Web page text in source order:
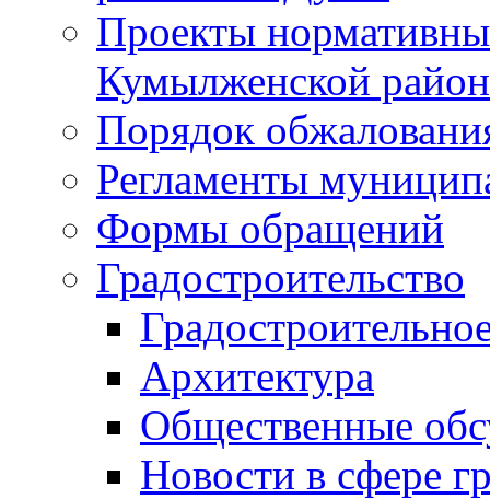
Проекты
Кумылженской
Порядок
Регламенты
Формы обращений
Градостроительство
Архитектура
Общественные
Новости в сфере